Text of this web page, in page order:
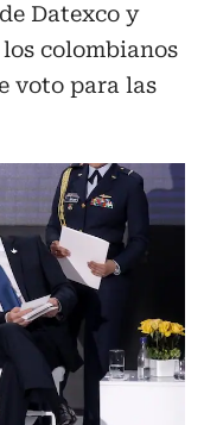
Datexco y
colombianos
voto para las